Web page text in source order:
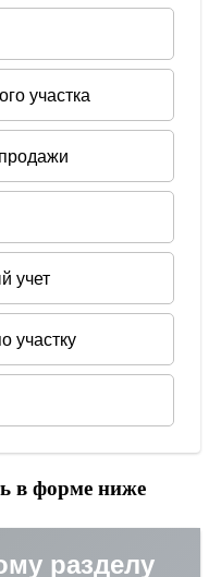
в форме ниже